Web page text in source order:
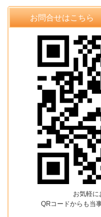
お問合せはこちら
お気軽に
QRコードからも当